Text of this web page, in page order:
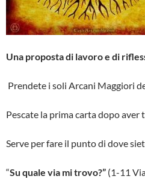
Una proposta di lavoro e di
Prendete i soli Arcani Maggiori
Pescate la prima carta dopo aver
Serve per fare il punto di dove
“Su quale via mi trovo?” (1-11